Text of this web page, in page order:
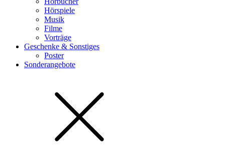
Hörspiele
Musik
Filme
Vorträge
Geschenke & Sonstiges
Poster
Sonderangebote